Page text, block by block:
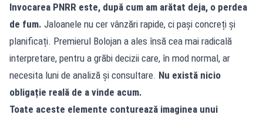
Invocarea PNRR este, după cum am arătat deja, o perdea
de fum. Jaloanele nu cer vânzări rapide, ci pași concreți și
planificați. Premierul Bolojan a ales însă cea mai radicală
interpretare, pentru a grăbi decizii care, în mod normal, ar
necesita luni de analiză și consultare. Nu există nicio
obligație reală de a vinde acum.
Toate aceste elemente conturează imaginea unui